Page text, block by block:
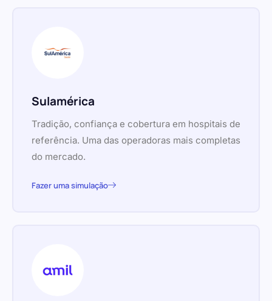
Sulamérica
Tradição, confiança e cobertura em hospitais de
referência. Uma das operadoras mais completas
do mercado.
Fazer uma simulação